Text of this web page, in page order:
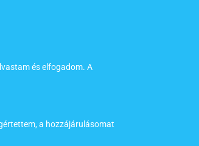
és elfogadom. A
a hozzájárulásomat